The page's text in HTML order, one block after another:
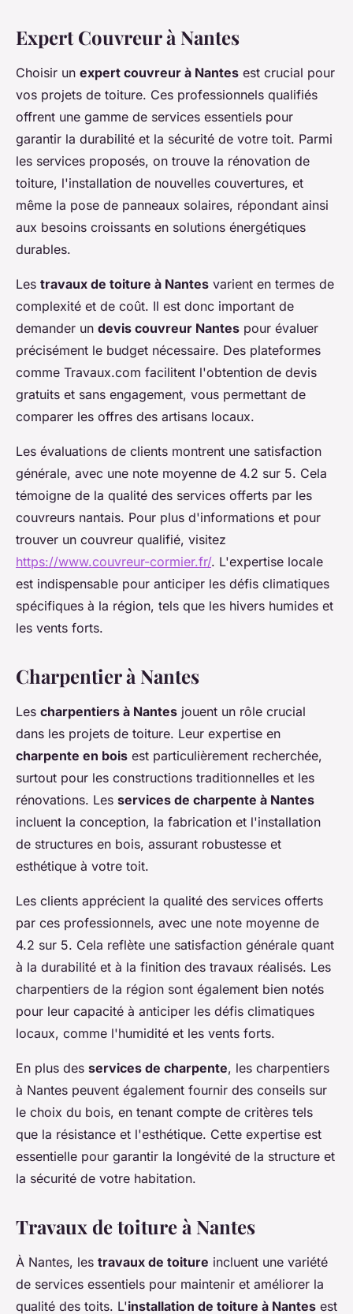
Expert Couvreur à Nantes
Choisir un expert couvreur à Nantes est crucial pour
vos projets de toiture. Ces professionnels qualifiés
offrent une gamme de services essentiels pour
garantir la durabilité et la sécurité de votre toit. Parmi
les services proposés, on trouve la rénovation de
toiture, l'installation de nouvelles couvertures, et
même la pose de panneaux solaires, répondant ainsi
aux besoins croissants en solutions énergétiques
durables.
Les travaux de toiture à Nantes varient en termes de
complexité et de coût. Il est donc important de
demander un devis couvreur Nantes pour évaluer
précisément le budget nécessaire. Des plateformes
comme Travaux.com facilitent l'obtention de devis
gratuits et sans engagement, vous permettant de
comparer les offres des artisans locaux.
Les évaluations de clients montrent une satisfaction
générale, avec une note moyenne de 4.2 sur 5. Cela
témoigne de la qualité des services offerts par les
couvreurs nantais. Pour plus d'informations et pour
trouver un couvreur qualifié, visitez
https://www.couvreur-cormier.fr/. L'expertise locale
est indispensable pour anticiper les défis climatiques
spécifiques à la région, tels que les hivers humides et
les vents forts.
Charpentier à Nantes
Les charpentiers à Nantes jouent un rôle crucial
dans les projets de toiture. Leur expertise en
charpente en bois est particulièrement recherchée,
surtout pour les constructions traditionnelles et les
rénovations. Les services de charpente à Nantes
incluent la conception, la fabrication et l'installation
de structures en bois, assurant robustesse et
esthétique à votre toit.
Les clients apprécient la qualité des services offerts
par ces professionnels, avec une note moyenne de
4.2 sur 5. Cela reflète une satisfaction générale quant
à la durabilité et à la finition des travaux réalisés. Les
charpentiers de la région sont également bien notés
pour leur capacité à anticiper les défis climatiques
locaux, comme l'humidité et les vents forts.
En plus des services de charpente, les charpentiers
à Nantes peuvent également fournir des conseils sur
le choix du bois, en tenant compte de critères tels
que la résistance et l'esthétique. Cette expertise est
essentielle pour garantir la longévité de la structure et
la sécurité de votre habitation.
Travaux de toiture à Nantes
À Nantes, les travaux de toiture incluent une variété
de services essentiels pour maintenir et améliorer la
qualité des toits. L'installation de toiture à Nantes est